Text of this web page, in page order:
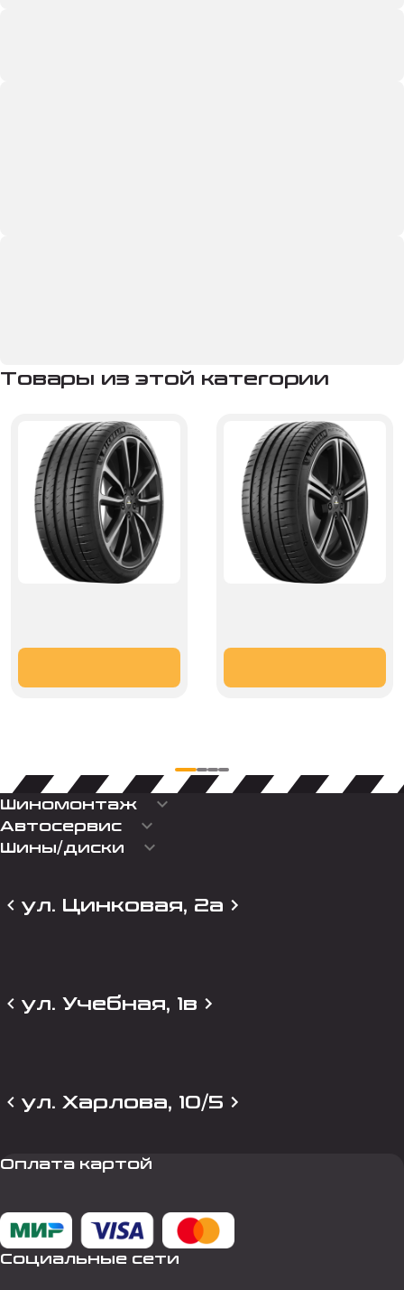
Товары из этой категории
Шиномонтаж keyboard_arrow_down
Автосервис keyboard_arrow_down
Шины/диски keyboard_arrow_down
ул. Цинковая, 2а
ул. Учебная, 1в
ул. Харлова, 10/5
Оплата картой
Социальные сети